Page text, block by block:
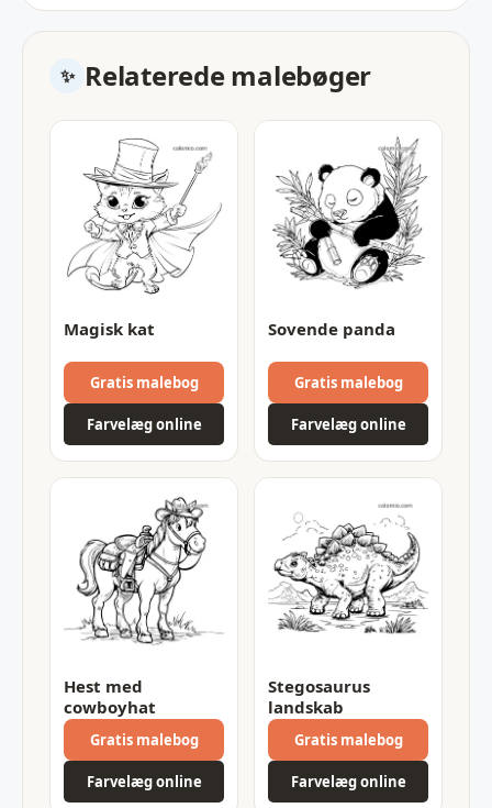
Relaterede malebøger
Magisk kat
Gratis malebog
Farvelæg online
Sovende panda
Gratis malebog
Farvelæg online
Hest med
cowboyhat
Gratis malebog
Farvelæg online
Stegosaurus
landskab
Gratis malebog
Farvelæg online